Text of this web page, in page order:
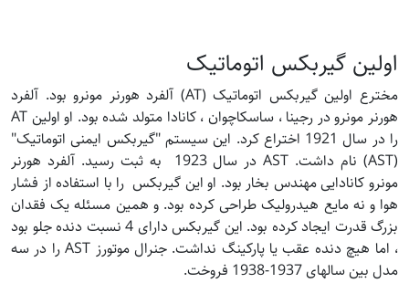
اولین گیربکس اتوماتیک
مخترع اولین گیربکس اتوماتیک (AT) آلفرد هورنر مونرو بود. آلفرد
هورنر مونرو در رجینا ، ساسکاچوان ، کانادا متولد شده بود. او اولین AT
را در سال 1921 اختراع کرد. این سیستم "گیربکس ایمنی اتوماتیک"
(AST) نام داشت. AST در سال 1923 به ثبت رسید. آلفرد هورنر
مونرو کانادایی مهندس بخار بود. او این گیربکس را با استفاده از فشار
هوا و نه مایع هیدرولیک طراحی کرده بود. و همین مسئله یک فقدان
بزرگ قدرت ایجاد کرده بود. این گیربکس دارای 4 نسبت دنده جلو بود
، اما هیچ دنده عقب یا پارکینگ نداشت. جنرال موتورز AST را در سه
مدل بین سالهای 1937-1938 فروخت.